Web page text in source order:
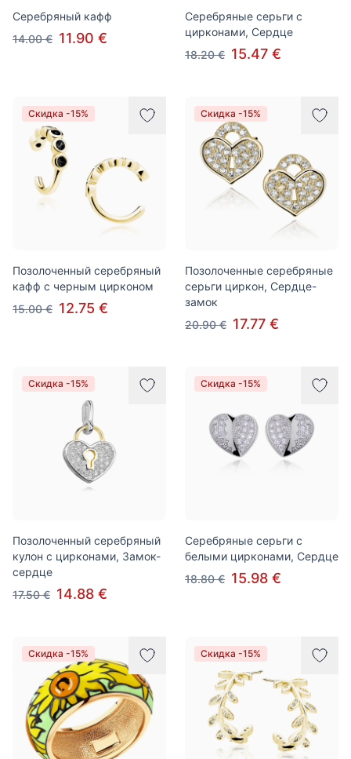
Серебряный кафф
14.00 € 11.90 €
Серебряные серьги с
цирконами, Сердце
18.20 € 15.47 €
Скидка -15%
Позолоченный серебряный
кафф с черным цирконом
15.00 € 12.75 €
Скидка -15%
Позолоченные серебряные
серьги циркон, Сердце-
замок
20.90 € 17.77 €
Скидка -15%
Позолоченный серебряный
кулон с цирконами, Замок-
сердце
17.50 € 14.88 €
Скидка -15%
Серебряные серьги с
белыми цирконами, Сердце
18.80 € 15.98 €
Скидка -15% Скидка -15%